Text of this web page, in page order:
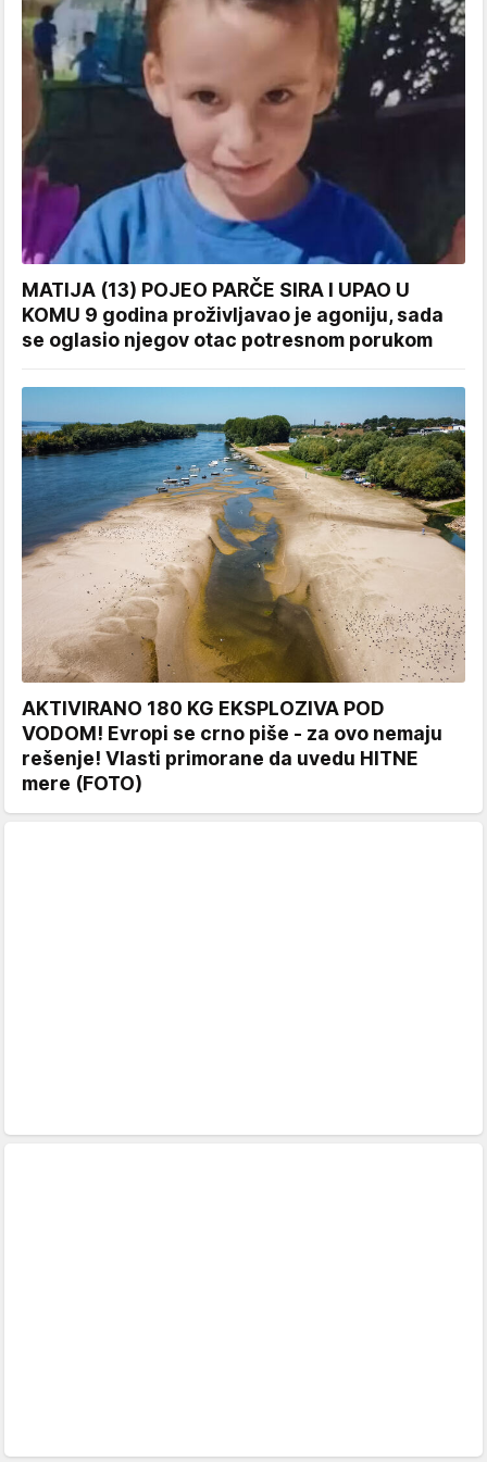
MATIJA (13) POJEO PARČE SIRA I UPAO U
KOMU 9 godina proživljavao je agoniju, sada
se oglasio njegov otac potresnom porukom
AKTIVIRANO 180 KG EKSPLOZIVA POD
VODOM! Evropi se crno piše - za ovo nemaju
rešenje! Vlasti primorane da uvedu HITNE
mere (FOTO)